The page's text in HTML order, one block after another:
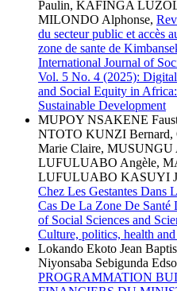
Paulin, KAFINGA
MILONDO Alphonse,
du secteur public et accès
zone de sante de
International Journal of
Vol. 5 No. 4 (2025):
and Social Equity in
Sustainable Development
MUPOY NSAKENE
NTOTO KUNZI
Marie Claire,
LUFULUABO Angèle,
LUFULUABO KASUYI
Chez Les Gestantes Dans
Cas De La Zone De Santé
of Social Sciences and
Culture, politics, health
Lokando Ekoto Jean
Niyonsaba Sebigunda
PROGRAMMATION